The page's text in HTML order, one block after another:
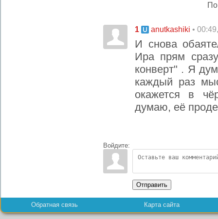
1 anutkashiki •
И снова
Ира прям
конверт" . Я
каждый раз
окажется в
думаю, её
Войдите:
Отправить
Обратная связь Карта сайта